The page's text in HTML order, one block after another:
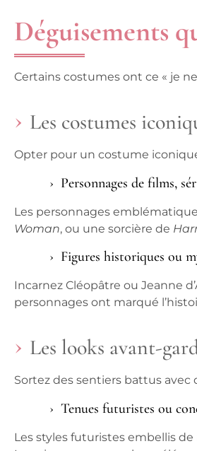
Déguisements
Certains costumes ont ce « je
Les costumes
Opter pour un costume
Personnages de films,
Les personnages
Woman, ou une sorcière de
Figures historiques ou
Incarnez Cléopâtre ou Jeanne
personnages ont marqué
Les looks avant-
Sortez des sentiers battus
Tenues futuristes ou
Les styles futuristes embellis